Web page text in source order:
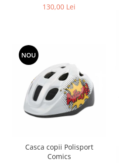
130,00 Lei
NOU
Casca copii Polisport
Comics